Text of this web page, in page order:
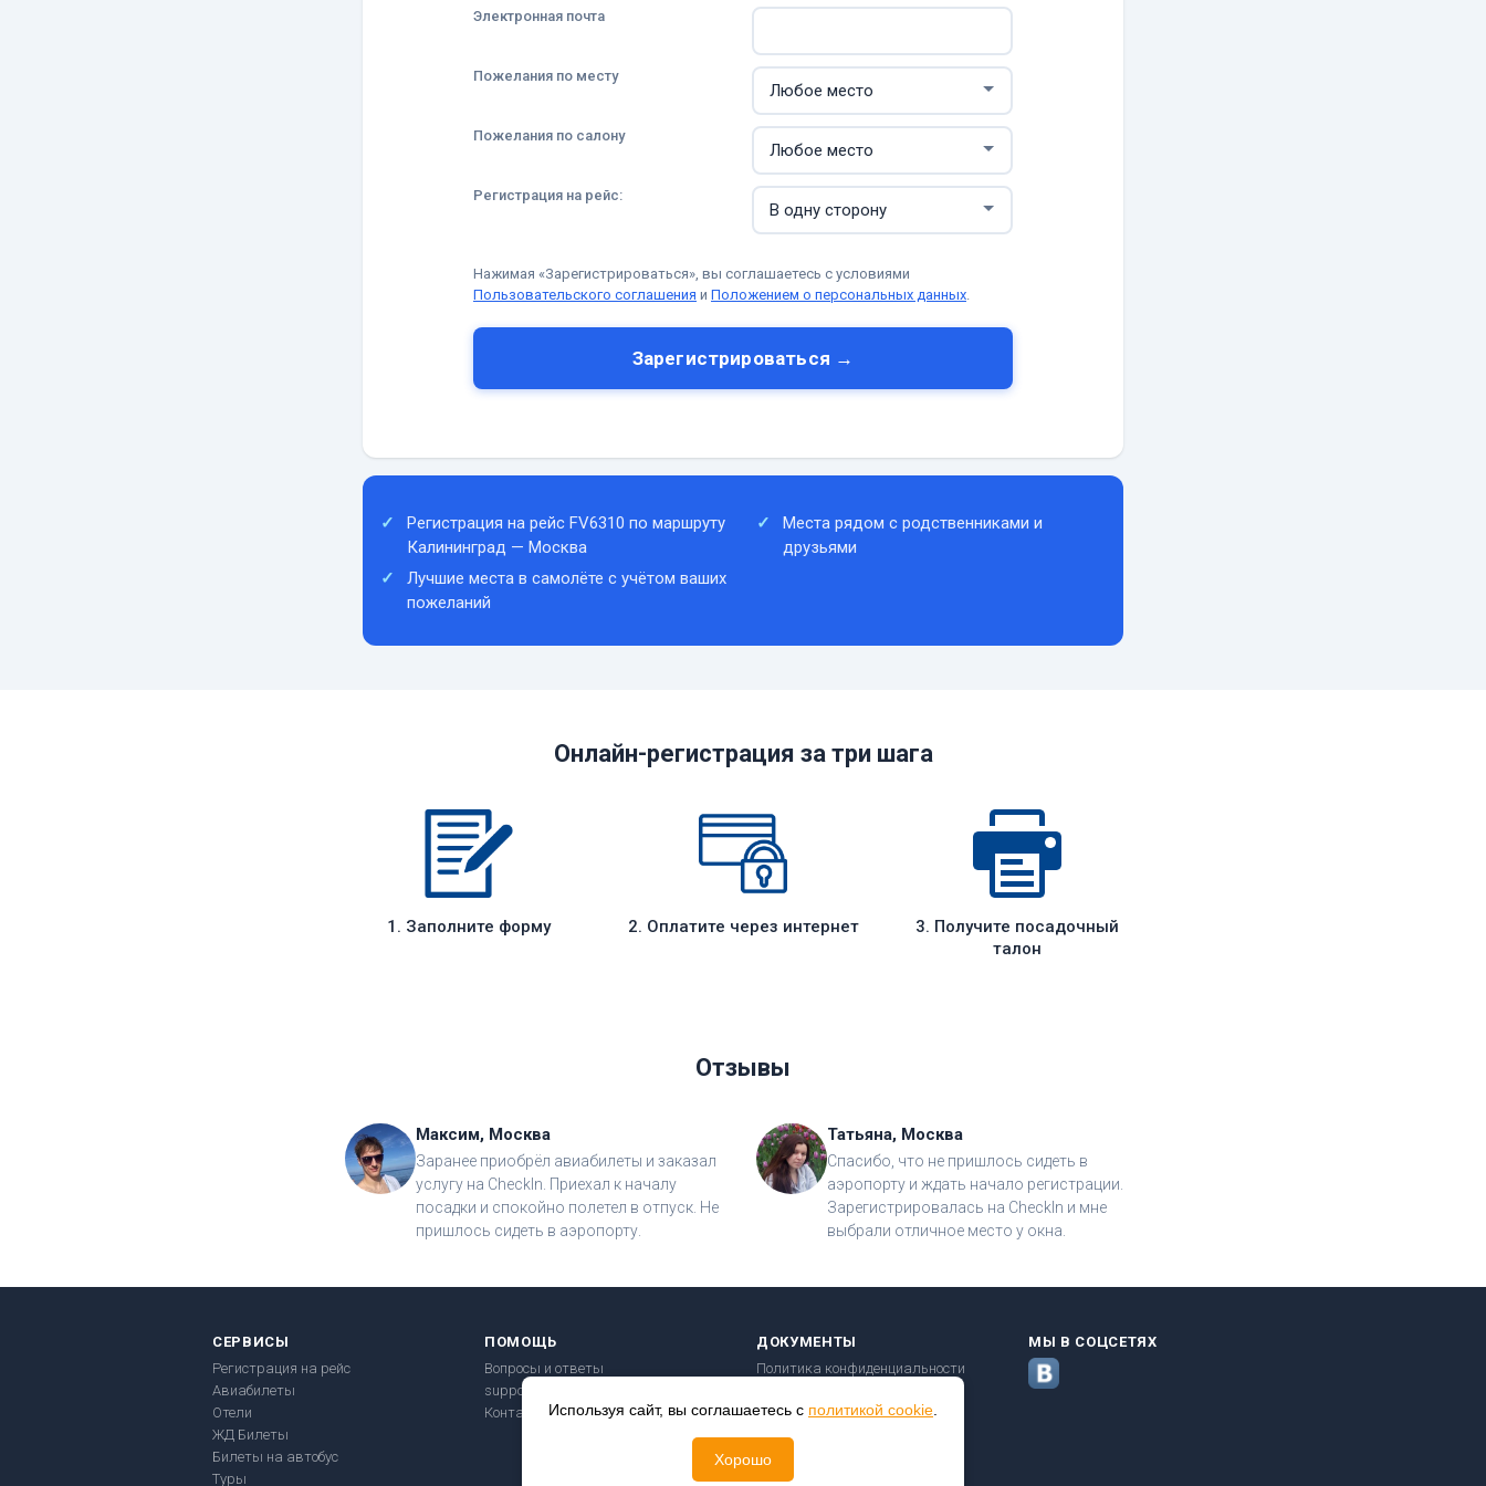
Электронная почта
Пожелания по месту
Пожелания по салону
Регистрация на рейс:
Нажимая «Зарегистрироваться», вы соглашаетесь с условиями
Пользовательского соглашения и Положением о персональных данных.
Зарегистрироваться →
Регистрация на рейс FV6310 по маршруту
Калининград — Москва
Места рядом с родственниками и
друзьями
Лучшие места в самолёте с учётом ваших
пожеланий
Онлайн-регистрация за три шага
1. Заполните форму 2. Оплатите через интернет
3. Получите посадочный
талон
Отзывы
Максим, Москва
Заранее приобрёл авиабилеты и заказал
услугу на CheckIn. Приехал к началу
посадки и спокойно полетел в отпуск. Не
пришлось сидеть в аэропорту.
Татьяна, Москва
Спасибо, что не пришлось сидеть в
аэропорту и ждать начало регистрации.
Зарегистрировалась на CheckIn и мне
выбрали отличное место у окна.
СЕРВИСЫ
Регистрация на рейс
Авиабилеты
Отели
ЖД Билеты
Билеты на автобус
Туры
ПОМОЩЬ
Вопросы и ответы
support@checkin24.ru
Контакты
ДОКУМЕНТЫ
Политика конфиденциальности
Правила перевозки
Безопасность платежей
МЫ В СОЦСЕТЯХ
Используя сайт, вы соглашаетесь с политикой cookie
Хорошо